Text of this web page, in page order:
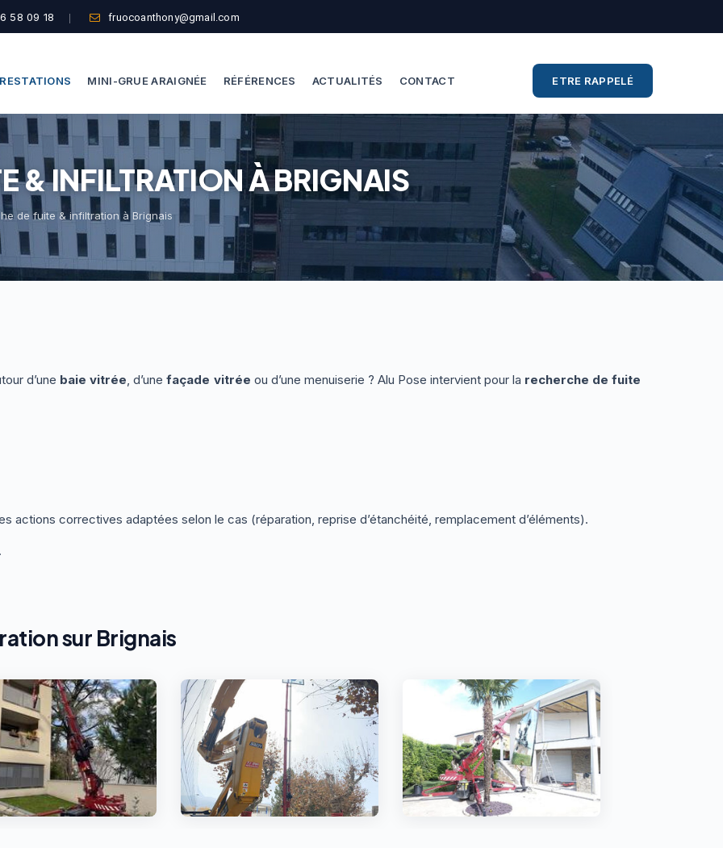
58 09 18 fruocoanthony@gmail.com
Vitrine Magasin
Expertise Bris De Glace
Recherche De Fuite
MINI-GRUE ARAIGNÉE
Capacité De Levage
Accès Difficiles
Nos Formules
RÉFÉRENCES ACTUALITÉS CONTACT ETRE RAPPELÉ
& INFILTRATION À BRIGNAIS
de fuite & infiltration à Brignais
d’une baie vitrée, d’unefaçade vitrée ou d’une menuiserie ? Alu Pose intervient pour la recherche de fuite
actions correctives adaptées selon le cas (réparation, reprise d’étanchéité, remplacement d’éléments).
sur Brignais